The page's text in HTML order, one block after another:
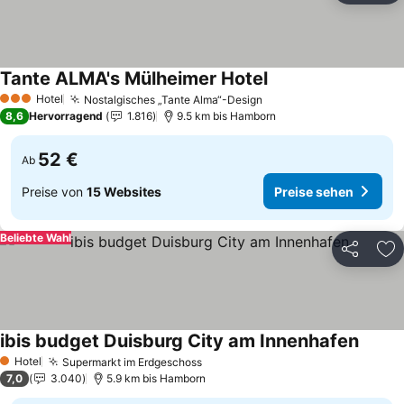
3 SterneHotel Nostalgisches „Tante Alma“-Design
Tante ALMA's Mülheimer HotelPreise sehen
8,6 Hervorragend 1.816 9.5 km bis Hamborn
Ab 52 €
Preise von 15 Websites Preise sehen
Teilen
Beliebte Wahl
1 Sterne
Hotel Supermarkt im ErdgeschossPreise sehen
ibis budget Duisburg City am InnenhafenPreise
7,0 3.040 5.9 km bis Hamborn